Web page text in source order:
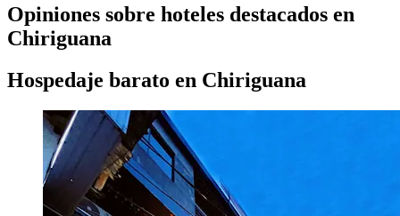
Opiniones sobre hoteles destacados en
Chiriguana
Hospedaje barato en Chiriguana